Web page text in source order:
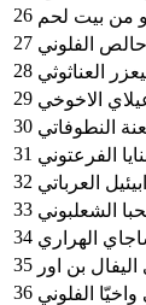
26 من بيت لحم
27 الفلوني
28 العناثوثي
29 الاخوخي
30 النطوفاتي
31 الفرعتوني
32 العرباتي
33
34 الهراري
35 بن اور
36